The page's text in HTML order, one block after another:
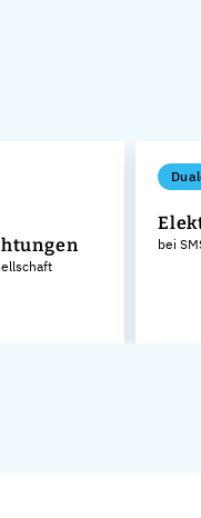
bei